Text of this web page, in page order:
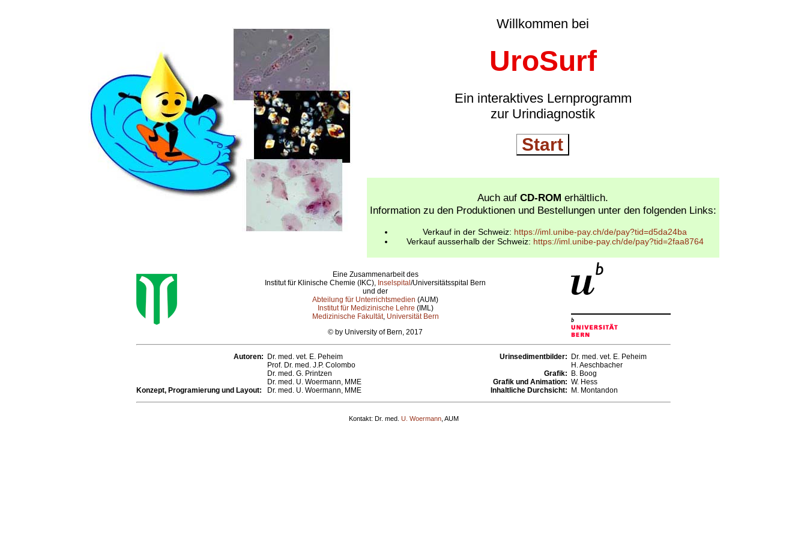
Willkommen bei
UroSurf
Ein interaktives Lernprogramm
zur Urindiagnostik
Start
Auch auf CD-ROM erhältlich.
Information zu den Produktionen und Bestellungen unter den folgenden Links:
Verkauf in der Schweiz: https://iml.unibe-pay.ch/de/pay?tid=d5da24ba
Verkauf ausserhalb der Schweiz: https://iml.unibe-pay.ch/de/pay?tid=2faa8764
Eine Zusammenarbeit des
Institut für Klinische Chemie (IKC), Inselspital /Universitätsspital Bern
und der
Abteilung für Unterrichtsmedien (AUM)
Institut für Medizinische Lehre (IML)
Medizinische Fakultät, Universität Bern
© by University of Bern, 2017
Autoren:
Konzept, Programierung und Layout:
Dr. med. vet. E. Peheim
Prof. Dr. med. J.P. Colombo
Dr. med. G. Printzen
Dr. med. U. Woermann, MME
Dr. med. U. Woermann, MME
Urinsedimentbilder:
Grafik:
Grafik und Animation:
Inhaltliche Durchsicht:
Dr. med. vet. E. Peheim
H. Aeschbacher
B. Boog
W. Hess
M. Montandon
Kontakt: Dr. med. U. Woermann, AUM